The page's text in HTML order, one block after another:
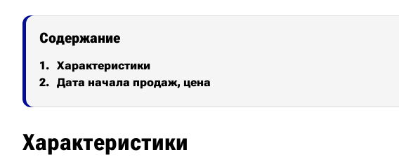
Содержание
Характеристики
Дата начала продаж, цена
Характеристики